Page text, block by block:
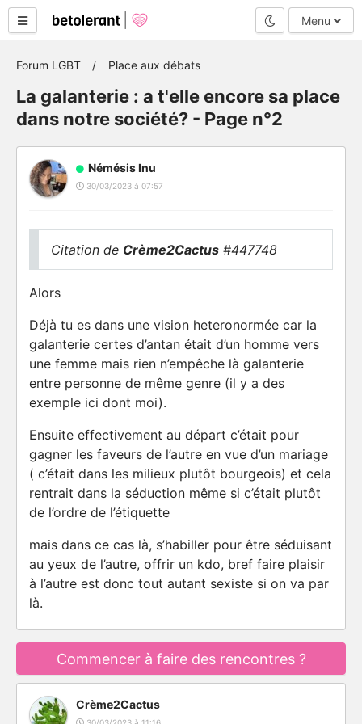
Mode nuit
Menu
Forum LGBT Place aux débats
La galanterie : a t'elle encore sa place
dans notre société? - Page n°2
Némésis Inu
30/03/2023 à 07:57
Citation de Crème2Cactus #447748
Alors
Déjà tu es dans une vision heteronormée car la
galanterie certes d’antan était d’un homme vers
une femme mais rien n’empêche là galanterie
entre personne de même genre (il y a des
exemple ici dont moi).
Ensuite effectivement au départ c’était pour
gagner les faveurs de l’autre en vue d’un mariage
( c’était dans les milieux plutôt bourgeois) et cela
rentrait dans la séduction même si c’était plutôt
de l’ordre de l’étiquette
mais dans ce cas là, s’habiller pour être séduisant
au yeux de l’autre, offrir un kdo, bref faire plaisir
à l’autre est donc tout autant sexiste si on va par
là.
Commencer à faire des rencontres ?
Crème2Cactus